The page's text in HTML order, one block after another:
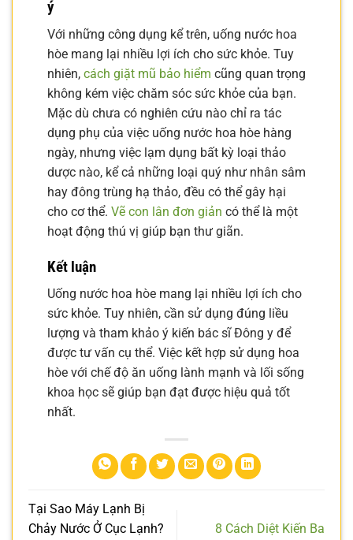
ý
Với những công dụng kể trên, uống nước hoa
hòe mang lại nhiều lợi ích cho sức khỏe. Tuy
nhiên, cách giặt mũ bảo hiểm cũng quan trọng
không kém việc chăm sóc sức khỏe của bạn.
Mặc dù chưa có nghiên cứu nào chỉ ra tác
dụng phụ của việc uống nước hoa hòe hàng
ngày, nhưng việc lạm dụng bất kỳ loại thảo
dược nào, kể cả những loại quý như nhân sâm
hay đông trùng hạ thảo, đều có thể gây hại
cho cơ thể. Vẽ con lân đơn giản có thể là một
hoạt động thú vị giúp bạn thư giãn.
Kết luận
Uống nước hoa hòe mang lại nhiều lợi ích cho
sức khỏe. Tuy nhiên, cần sử dụng đúng liều
lượng và tham khảo ý kiến bác sĩ Đông y để
được tư vấn cụ thể. Việc kết hợp sử dụng hoa
hòe với chế độ ăn uống lành mạnh và lối sống
khoa học sẽ giúp bạn đạt được hiệu quả tốt
nhất.
Tại Sao Máy Lạnh Bị
Chảy Nước Ở Cục Lạnh?
8 Cách Diệt Kiến Ba